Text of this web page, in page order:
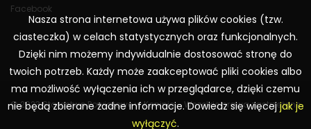
Facebook
© 2023 Starostwo Powiatowe w Koninie – Wszelkie prawa zastrzeżone
Nasza strona internetowa używa plików cookies (tzw.
ciasteczka) w celach statystycznych oraz funkcjonalnych.
Dzięki nim możemy indywidualnie dostosować stronę do
twoich potrzeb. Każdy może zaakceptować pliki cookies albo
ma możliwość wyłączenia ich w przeglądarce, dzięki czemu
nie będą zbierane żadne informacje. Dowiedz się więcejjak je
wyłączyć.